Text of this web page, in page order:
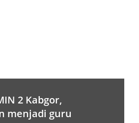
2 Kabgor,
menjadi guru